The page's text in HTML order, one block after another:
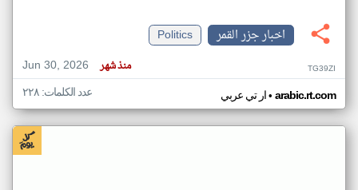
اخبار جزر القمر
Politics
Jun 30, 2026
منذ شهر TG39ZI
ار تي عربي• arabic.rt.com عدد الكلمات: ٢٢٨